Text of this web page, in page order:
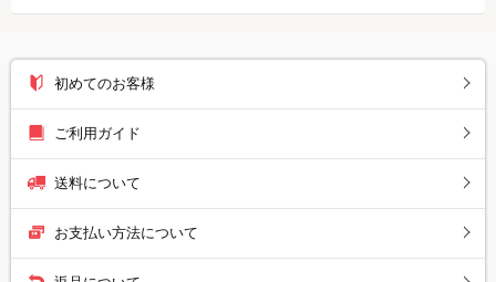
初めてのお客様
ご利用ガイド
送料について
お支払い方法について